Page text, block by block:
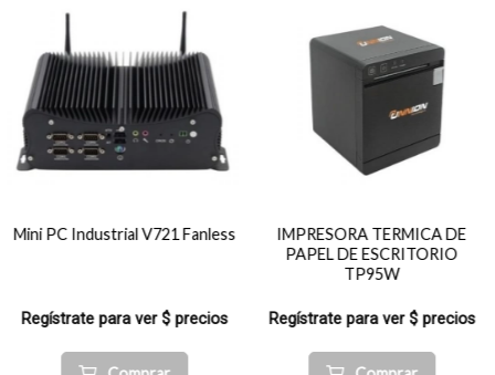
Mini PC Industrial V721 Fanless
Regístrate para ver $ precios
IMPRESORA TERMICA DE
PAPEL DE ESCRITORIO
TP95W
Regístrate para ver $ precios